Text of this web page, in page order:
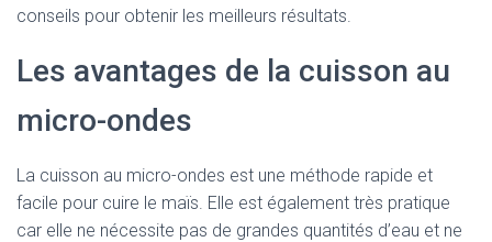
conseils pour obtenir les meilleurs résultats.
Les avantages de la cuisson au
micro-ondes
La cuisson au micro-ondes est une méthode rapide et
facile pour cuire le maïs. Elle est également très pratique
car elle ne nécessite pas de grandes quantités d’eau et ne